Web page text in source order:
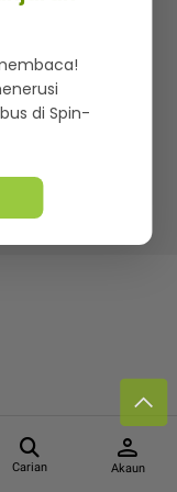
Carian
person
Akaun
dan sensasi
Group Berhad
di Spin-